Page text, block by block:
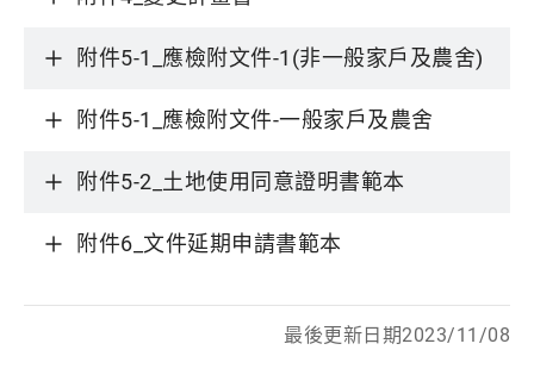
附件5-1_應檢附文件-1(非一般家戶及農舍)
附件5-1_應檢附文件-一般家戶及農舍
附件5-2_土地使用同意證明書範本
附件6_文件延期申請書範本
最後更新日期2023/11/08